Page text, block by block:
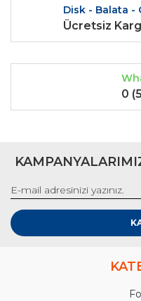
Disk - Balata -
Ücretsiz
0